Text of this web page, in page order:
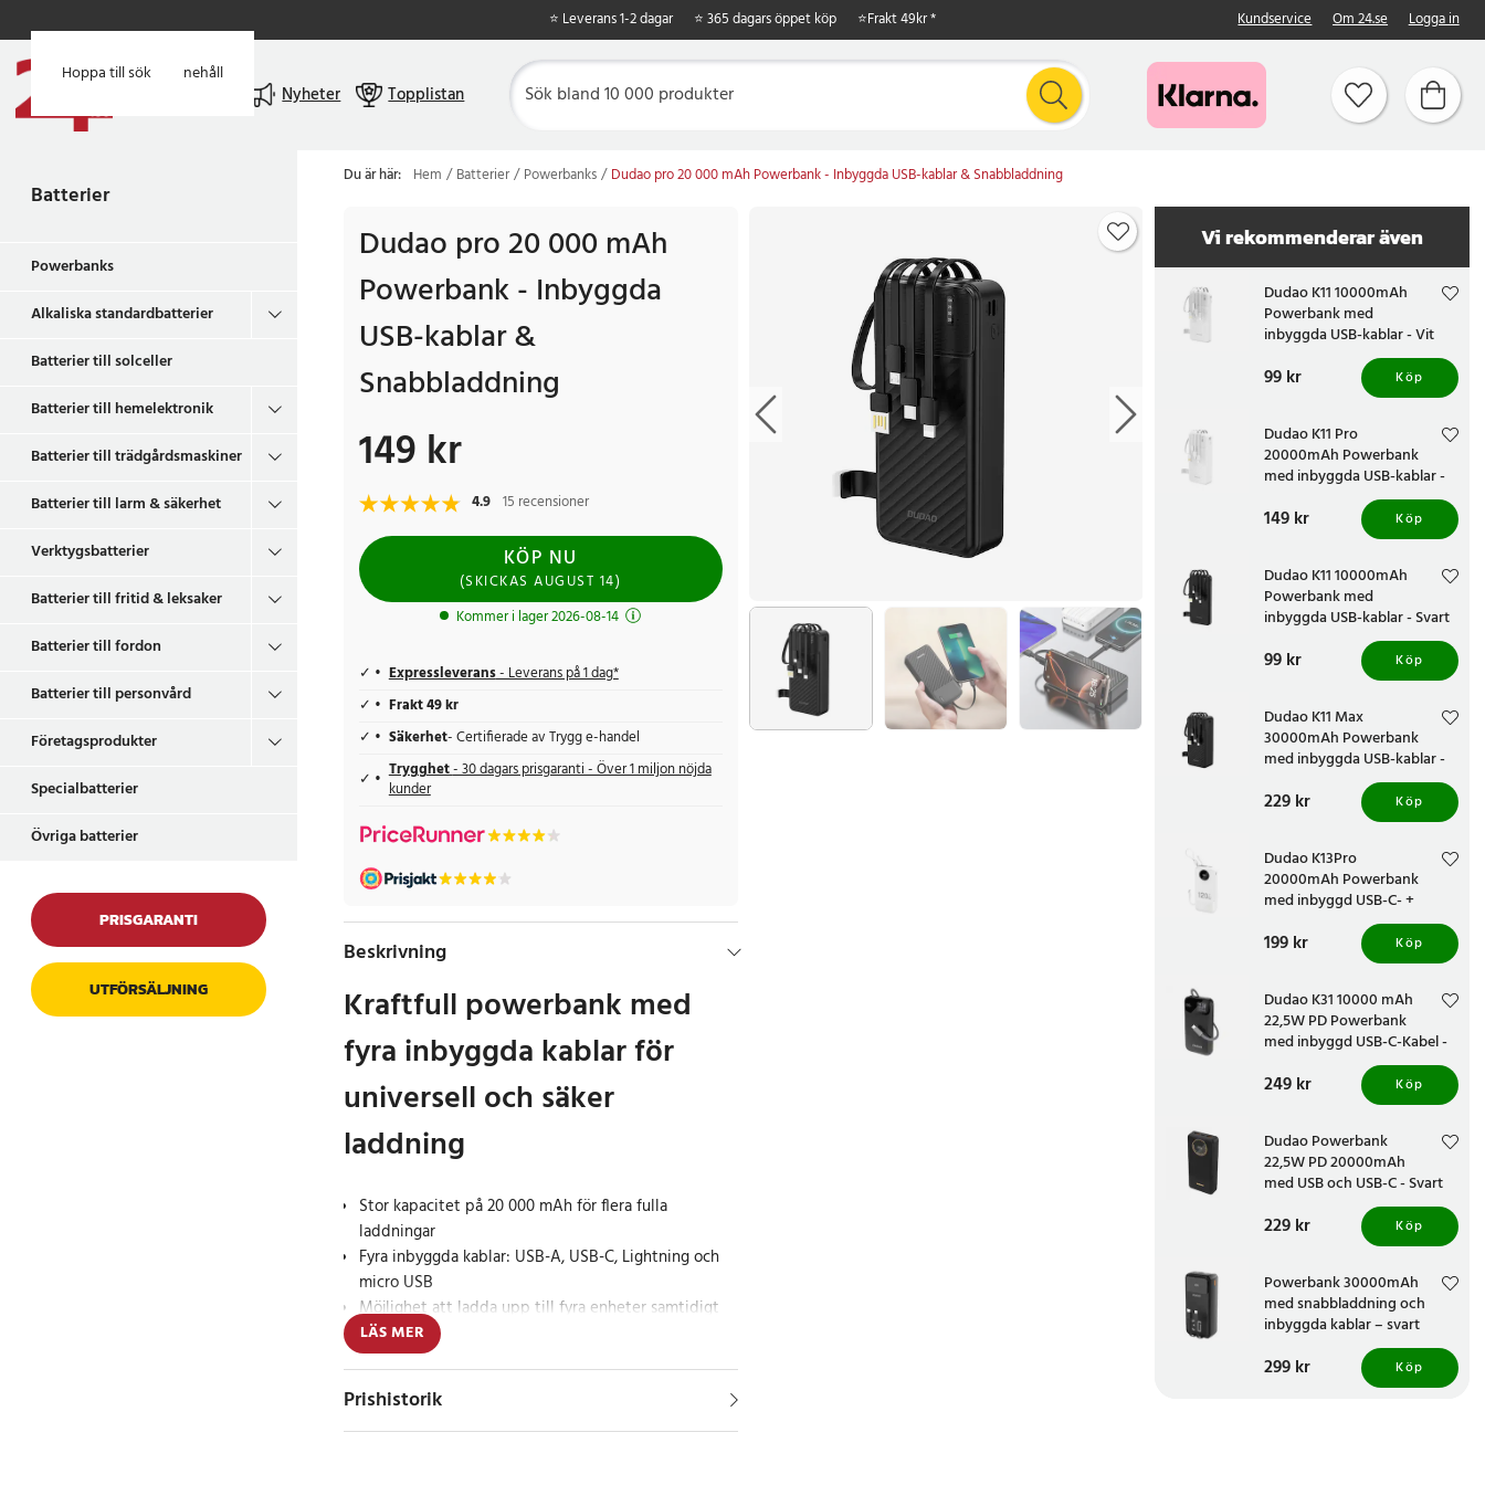
Hoppa till huvudinnehåll
Hoppa till sök
⭐ Leverans 1-2 dagar ⭐ 365 dagars öppet köp ⭐Frakt 49kr * Kundservice Om 24.se Logga in
Nyheter Topplistan
Batterier
Powerbanks
Alkaliska standardbatterier
Batterier till solceller
Batterier till hemelektronik
Batterier till trädgårdsmaskiner
Batterier till larm & säkerhet
Verktygsbatterier
Batterier till fritid & leksaker
Batterier till fordon
Batterier till personvård
Företagsprodukter
Specialbatterier
Övriga batterier
PRISGARANTI
UTFÖRSÄLJNING
Du är här: Hem Batterier Powerbanks Dudao pro 20 000 mAh Powerbank - Inbyggda USB-kablar & Snabbladdning
Dudao pro 20 000 mAh
Powerbank - Inbyggda
USB-kablar &
Snabbladdning
Pris: 149 kr
149 kr
4.9 15 recensioner
KÖP NU
(SKICKASAUGUST 14)
Kommer i lager 2026-08-14
Expressleverans- Leverans på 1 dag*
Frakt 49 kr
Säkerhet- Certifierade av Trygg e-handel
Trygghet- 30 dagars prisgaranti - Över 1 miljon nöjda
kunder
Beskrivning
Kraftfull powerbank med
fyra inbyggda kablar för
universell och säker
laddning
Stor kapacitet på 20 000 mAh för flera fulla
laddningar
Fyra inbyggda kablar: USB-A, USB-C, Lightning och
micro USB
Möjlighet att ladda upp till fyra enheter samtidigt
Dudao K11 Pro 20000mAh powerbank kombinerar hög
kompatibilitet. Med fyra inbyggda kablar – USB-A,
USB-C, Lightning och micro USB – kan du ladda nästan
LÄS MER
Prishistorik
Vi rekommenderar även
Dudao K11 10000mAh
Powerbank med
inbyggda USB-kablar - Vit
Pris:99 kr
99 kr Köp
Dudao K11 Pro
20000mAh Powerbank
med inbyggda USB-kablar -
Pris :149 kr
149 kr Köp
Dudao K11 10000mAh
Powerbank med
inbyggda USB-kablar - Svart
Pris:99 kr
99 kr Köp
Dudao K11 Max
30000mAh Powerbank
med inbyggda USB-kablar -
Pris:229 kr
229 kr Köp
Dudao K13Pro
20000mAh Powerbank
med inbyggd USB-C- +
Lightningkabel - Vit
Pris :199 kr
199 kr Köp
Dudao K31 10000 mAh
22,5W PD Powerbank
med inbyggd USB-C-Kabel -
Pris:249 kr
249 kr Köp
Dudao Powerbank
22,5W PD 20000mAh
med USB och USB-C - Svart
Pris:229 kr
229 kr Köp
Powerbank 30000mAh
med snabbladdning och
inbyggda kablar – svart
Pris:299 kr
299 kr Köp